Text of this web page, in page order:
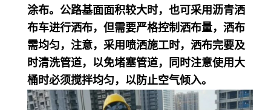
涂布。公路基面面积较大时，也可采用沥青洒
布车进行洒布，但需要严格控制洒布量，洒布
需均匀，注意，采用喷洒施工时，洒布完要及
时清洗管道，以免堵塞管道，同时注意使用大
桶时必须搅拌均匀，以防止空气倾入。